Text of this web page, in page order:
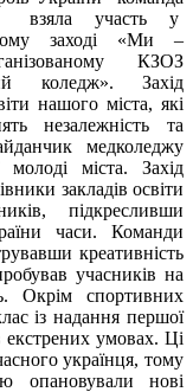
взяла участь у
заході «Ми –
КЗОЗ
коледж». Захід
нашого міста, які
незалежність та
медколеджу
міста. Захід
закладів освіти
підкресливши
часи. Команди
креативність
учасників на
Окрім спортивних
із надання першої
екстрених умовах. Ці
українця, тому
опановували нові